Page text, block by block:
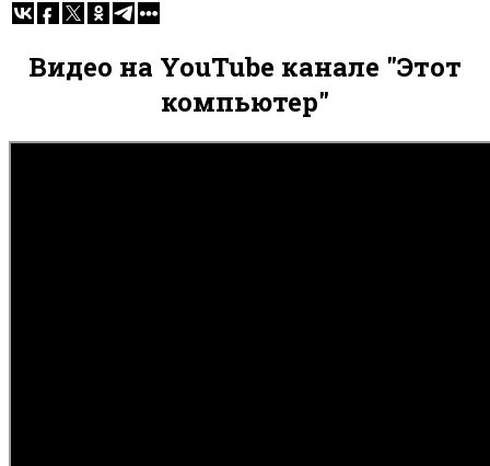
Видео на YouTube канале "Этот
компьютер"